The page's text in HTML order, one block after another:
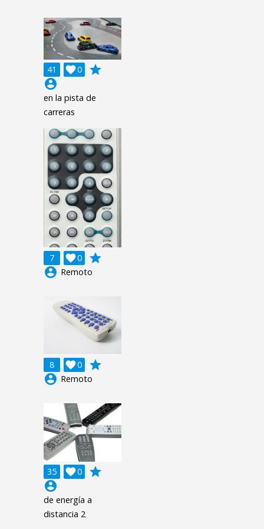
41 0

grade
account_circle
en la pista de
carreras
7 0

grade
account_circle Remoto
8 0

grade
account_circle Remoto
35 0

grade
account_circle
de energía a
distancia 2